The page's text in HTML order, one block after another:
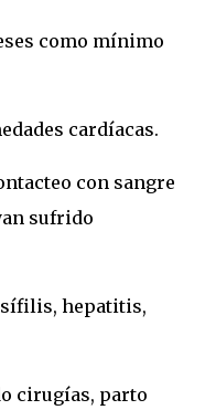
como mínimo
cardíacas.
con sangre
sufrido
sífilis, hepatitis,
cirugías, parto